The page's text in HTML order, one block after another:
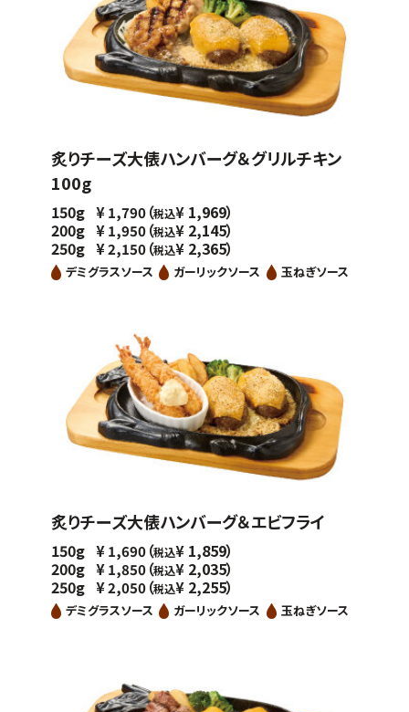
炙りチーズ大俵ハンバーグ＆グリルチキン
100g
150g ¥1,790（税込¥1,969）
200g ¥1,950（税込¥2,145）
250g ¥2,150（税込¥2,365）
デミグラスソース ガーリックソース 玉ねぎソース
炙りチーズ大俵ハンバーグ＆エビフライ
150g ¥1,690（税込¥1,859）
200g ¥1,850（税込¥2,035）
250g ¥2,050（税込¥2,255）
デミグラスソース ガーリックソース 玉ねぎソース